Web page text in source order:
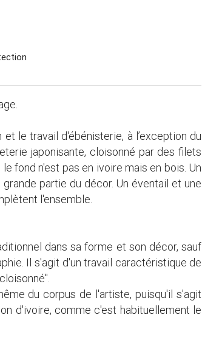
le travail d'ébénisterie, à l’exception du
japonisante, cloisonné par des filets
fond n'est pas en ivoire mais en bois. Un
partie du décor. Un éventail et une
l'ensemble.
dans sa forme et son décor, sauf
Il s'agit d'un travail caractéristique de
du corpus de l'artiste, puisqu'il s'agit
d'ivoire, comme c'est habituellement le